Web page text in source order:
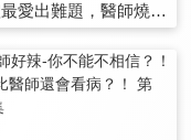
身體最愛出難題，醫師燒破腦袋也難查出病？！ 第794集